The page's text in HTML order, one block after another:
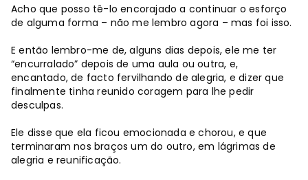
Acho que posso tê-lo encorajado a continuar o esforço
de alguma forma – não me lembro agora – mas foi isso.
E então lembro-me de, alguns dias depois, ele me ter
“encurralado” depois de uma aula ou outra, e,
encantado, de facto fervilhando de alegria, e dizer que
finalmente tinha reunido coragem para lhe pedir
desculpas.
Ele disse que ela ficou emocionada e chorou, e que
terminaram nos braços um do outro, em lágrimas de
alegria e reunificação.